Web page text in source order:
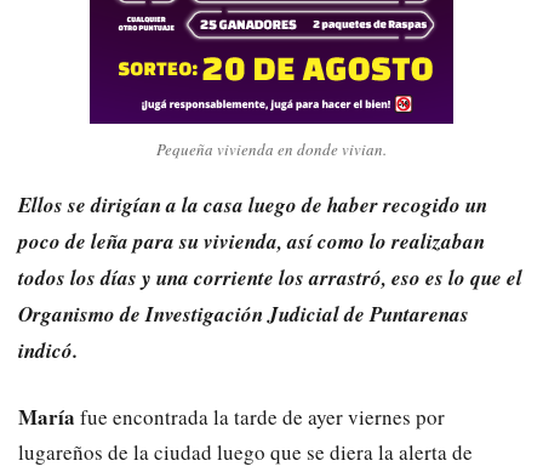
Pequeña vivienda en donde vivian.
Ellos se dirigían a la casa luego de haber recogido un
poco de leña para su vivienda, así como lo realizaban
todos los días y una corriente los arrastró, eso es lo que el
Organismo de Investigación Judicial de Puntarenas
indicó.
María fue encontrada la tarde de ayer viernes por
lugareños de la ciudad luego que se diera la alerta de